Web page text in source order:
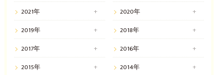
2021年
2020年
2019年
2018年
2017年
2016年
2015年
2014年